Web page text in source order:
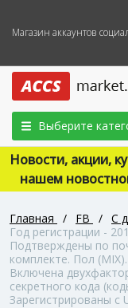
Магазин аккаунтов
Выберите
Новости, акции,
нашем
Главная / FB / С
Год регистрации -
Подтверждены по
комплекте. Пол
Включена
секретного кода
Зарегистрированы с